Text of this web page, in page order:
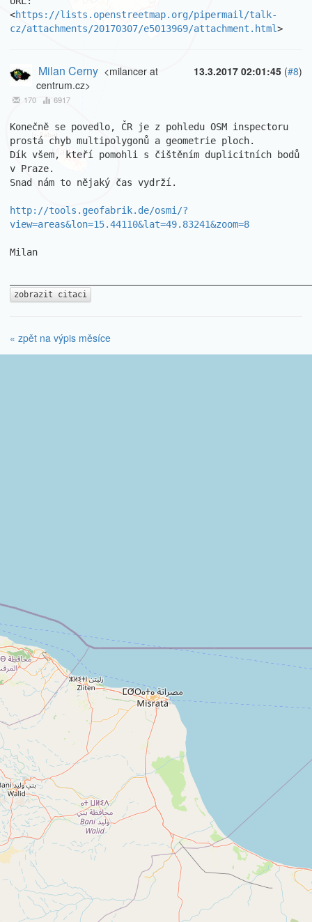
<https://lists.openstreetmap.org/pipermail/talk-
cz/attachments/20170307/e5013969/attachment.html>
13.3.2017 02:01:45 (#8)
Milan Cerny <milancer at
centrum.cz>
170 6917
Konečně se povedlo, ČR je z pohledu OSM inspectoru
prostá chyb multipolygonů a geometrie ploch.
Dík všem, kteří pomohli s čištěním duplicitních bodů
v Praze.
Snad nám to nějaký čas vydrží.
http://tools.geofabrik.de/osmi/?
view=areas&lon=15.44110&lat=49.83241&zoom=8
Milan
zobrazit citaci
« zpět na výpis měsíce